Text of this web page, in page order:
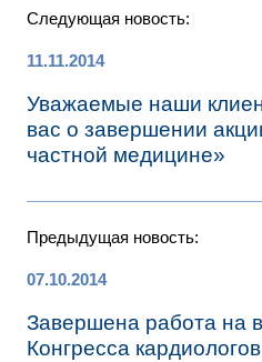
Следующая новость:
11.11.2014
Уважаемые наши
вас о завершении
частной медицине»
Предыдущая новость:
07.10.2014
Завершена работа на
Конгресса